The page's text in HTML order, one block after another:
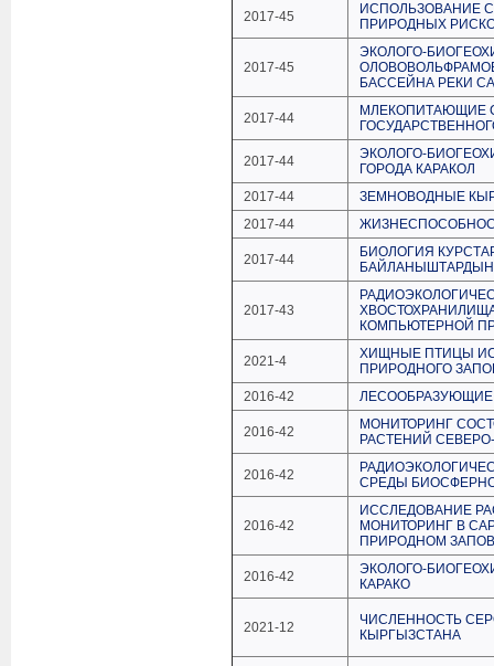
2017-45
ИСПОЛЬЗОВАНИЕ
ПРИРОДНЫХ
2017-45
ЭКОЛОГО-
БАССЕЙНА РЕКИ
2017-44
МЛЕКОПИТАЮЩИЕ
2017-44
ЭКОЛОГО-
ГОРОДА КАРАКОЛ
2017-44
ЗЕМНОВОДНЫЕ
2017-44
2017-44
БИОЛОГИЯ
БАЙЛАНЫШТАРДЫН
2017-43
КОМПЬЮТЕРНОЙ
2021-4
ХИЩНЫЕ ПТИЦЫ
ПРИРОДНОГО
2016-42
2016-42
МОНИТОРИНГ
РАСТЕНИЙ
2016-42
СРЕДЫ
2016-42
ИССЛЕДОВАНИЕ
МОНИТОРИНГ В
ПРИРОДНОМ
2016-42
ЭКОЛОГО-
КАРАКО
2021-12
ЧИСЛЕННОСТЬ
КЫРГЫЗСТАНА